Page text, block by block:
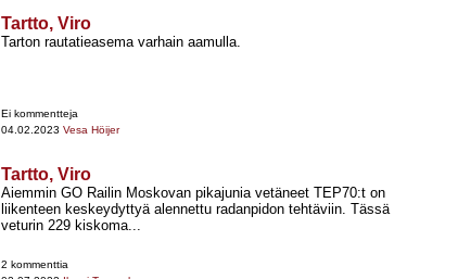
Tartto, Viro
Tarton rautatieasema varhain aamulla.
Ei kommentteja
04.02.2023 Vesa Höijer
Tartto, Viro
Aiemmin GO Railin Moskovan pikajunia vetäneet TEP70:t on
liikenteen keskeydyttyä alennettu radanpidon tehtäviin. Tässä
veturin 229 kiskoma...
2 kommenttia